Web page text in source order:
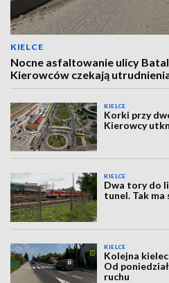
KIELCE
Nocne asfaltowanie ulicy
Kierowców czekają
KIELCE
Korki przy
Kierowcy
KIELCE
Dwa tory do
tunel. Tak ma
KIELCE
Kolejna
Od
ruchu